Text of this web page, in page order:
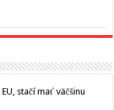
stačí mať väčšinu